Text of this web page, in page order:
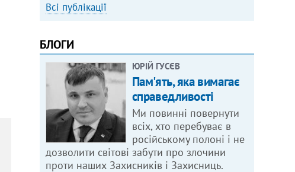
Всі публікації
БЛОГИ
ЮРІЙ ГУСЄВ
Пам'ять, яка вимагає
справедливості
Ми повинні повернути
всіх, хто перебуває в
російському полоні і не
дозволити світові забути про злочини
проти наших Захисників і Захисниць.